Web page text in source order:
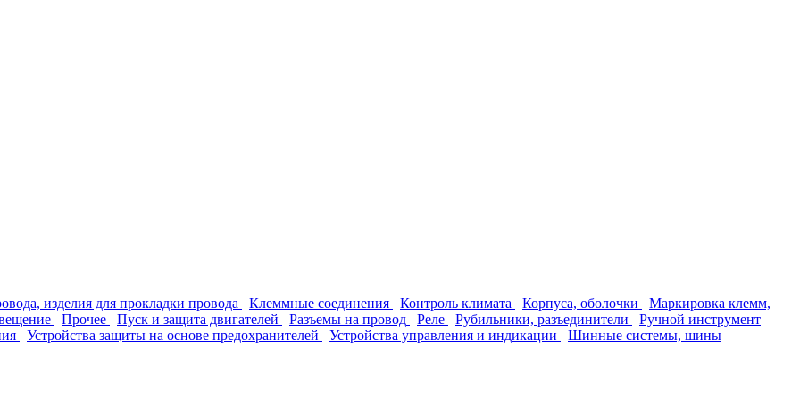
изделия для прокладки провода Клеммные соединения Контроль климата Корпуса, оболочки
Маркировка клемм,
Прочее Пуск и защита двигателей Разъемы на провод Реле Рубильники, разъединители
Ручной инструмент
Устройства защиты на основе предохранителей Устройства управления и индикации
Шинные системы, шины